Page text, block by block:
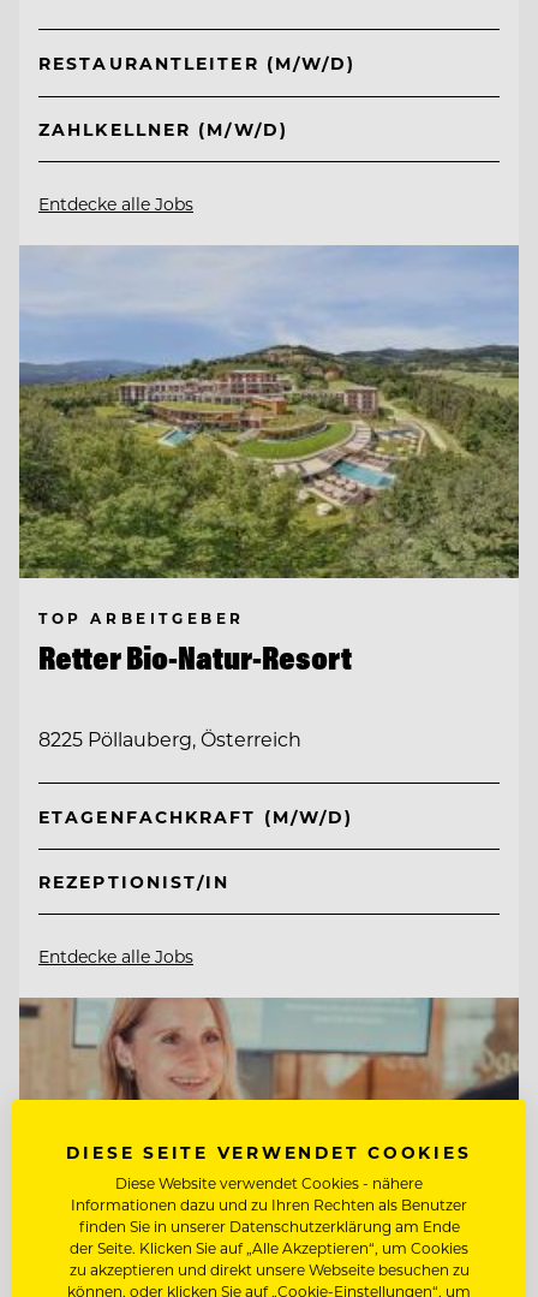
RESTAURANTLEITER (M/W/D)
ZAHLKELLNER (M/W/D)
Entdecke alle Jobs
TOP ARBEITGEBER
Retter Bio-Natur-Resort
8225 Pöllauberg, Österreich
ETAGENFACHKRAFT (M/W/D)
REZEPTIONIST/IN
Entdecke alle Jobs
DIESE SEITE VERWENDET COOKIES
Diese Website verwendet Cookies - nähere
Informationen dazu und zu Ihren Rechten als Benutzer
finden Sie in unserer Datenschutzerklärung am Ende
der Seite. Klicken Sie auf „Alle Akzeptieren“, um Cookies
zu akzeptieren und direkt unsere Webseite besuchen zu
können, oder klicken Sie auf „Cookie-Einstellungen“, um